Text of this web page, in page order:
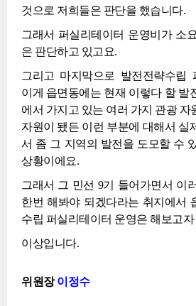
것으로 저희들은 판단을 했습니다.
그래서 퍼실리테이터 운영비가 소
은 판단하고 있고요.
그리고 마지막으로 발전전략수립
이게 읍면동에는 현재 이렇다 할 발
에서 가지고 있는 여러 가지 관광 자
자원이 됐든 이런 부분에 대해서 실
서 좀 그 지역의 발전을 도모할 수
상황이에요.
그래서 그 민선 9기 들어가면서 이
한번 해봐야 되겠다라는 취지에서
수립 퍼실리테이터 운영은 해보고
이상입니다.
위원장이정수